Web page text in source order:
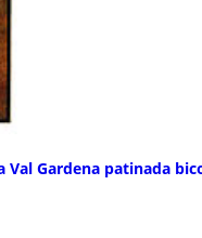
Gardena patinada